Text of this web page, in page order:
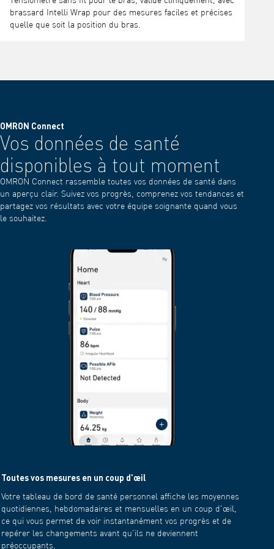
brassard Intelli Wrap pour des mesures faciles et précises
quelle que soit la position du bras.
OMRON Connect
Vos données de santé
disponibles à tout moment
OMRON Connect rassemble toutes vos données de santé dans
un aperçu clair. Suivez vos progrès, comprenez vos tendances et
partagez vos résultats avec votre équipe soignante quand vous
le souhaitez.
Toutes vos mesures en un coup d'œil
Votre tableau de bord de santé personnel affiche les moyennes
quotidiennes, hebdomadaires et mensuelles en un coup d'œil,
ce qui vous permet de voir instantanément vos progrès et de
repérer les changements avant qu'ils ne deviennent
préoccupants.